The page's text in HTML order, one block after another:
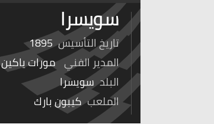
سويسرا
تاريخ التأسيس1895
المدير الفني مورات ياكين
البلدسويسرا
الملعبكيبون بارك